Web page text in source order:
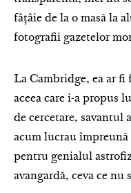
fâțâie de la o masă la
fotografii gazetelor
La Cambridge, ea ar fi
aceea care i-a propus
de cercetare, savantul
acum lucrau
pentru genialul
avangardă, ceva ce nu